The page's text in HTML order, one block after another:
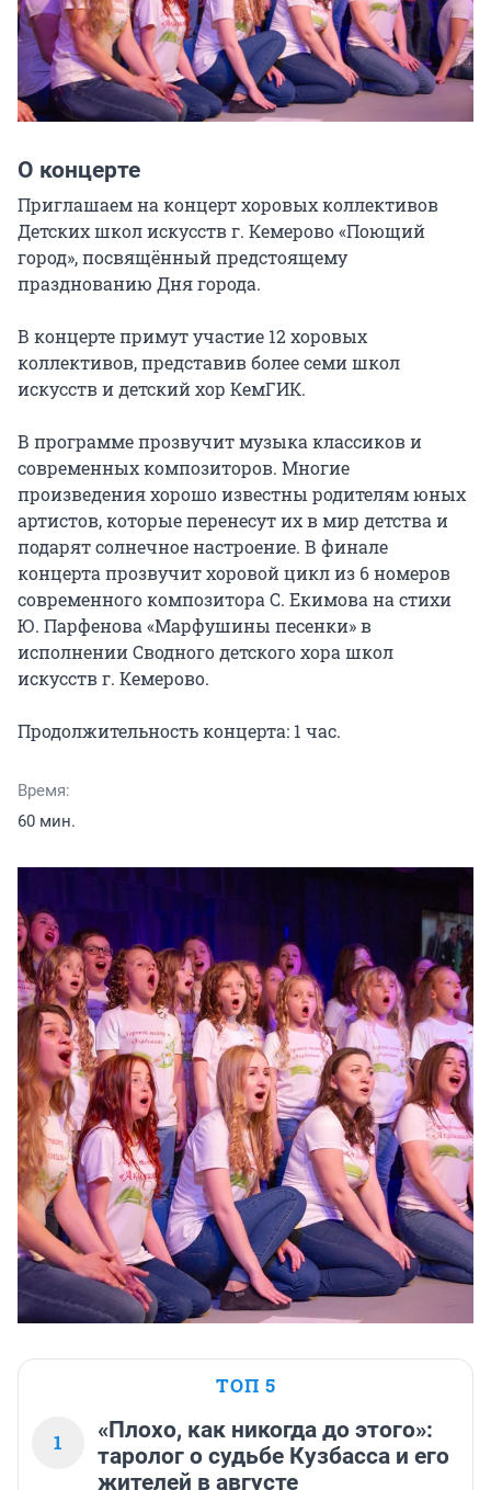
О концерте
Приглашаем на концерт хоровых коллективов
Детских школ искусств г. Кемерово «Поющий
город», посвящённый предстоящему
празднованию Дня города.
В концерте примут участие 12 хоровых
коллективов, представив более семи школ
искусств и детский хор КемГИК.
В программе прозвучит музыка классиков и
современных композиторов. Многие
произведения хорошо известны родителям юных
артистов, которые перенесут их в мир детства и
подарят солнечное настроение. В финале
концерта прозвучит хоровой цикл из 6 номеров
современного композитора С. Екимова на стихи
Ю. Парфенова «Марфушины песенки» в
исполнении Сводного детского хора школ
искусств г. Кемерово.
Продолжительность концерта: 1 час.
Время:
60 мин.
ТОП 5
1
«Плохо, как никогда до этого»:
таролог о судьбе Кузбасса и его
жителей в августе